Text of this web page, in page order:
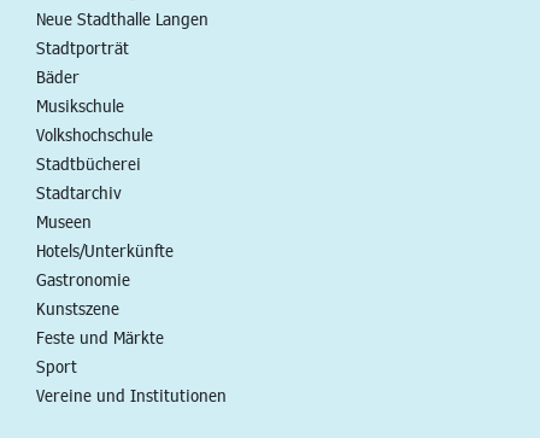
Neue Stadthalle Langen
Stadtporträt
Bäder
Musikschule
Volkshochschule
Stadtbücherei
Stadtarchiv
Museen
Hotels/Unterkünfte
Gastronomie
Kunstszene
Feste und Märkte
Sport
Vereine und Institutionen